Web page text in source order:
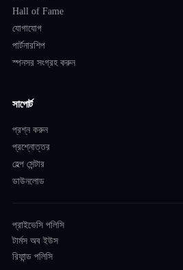
Hall of Fame
যোগাযোগ
পার্টনারশিপ
স্পনসর সংগ্রহ করুন
সাপোর্ট
প্রশ্ন করুন
প্রশ্নোত্তর
হেল্প সেন্টার
ডাউনলোড
প্রাইভেসি পলিসি
টার্মস অব ইউস
রিফান্ড পলিসি